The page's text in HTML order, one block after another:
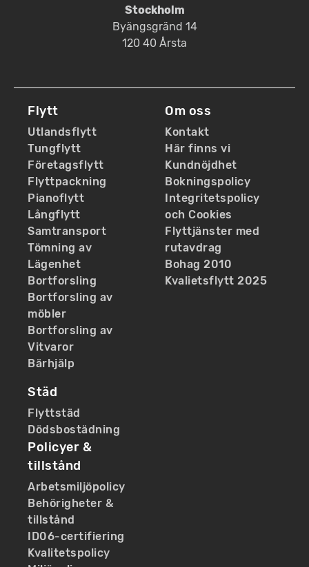
Stockholm
Byängsgränd 14
120 40 Årsta
Flytt
Utlandsflytt
Tungflytt
Företagsflytt
Flyttpackning
Pianoflytt
Långflytt
Samtransport
Tömning av
Lägenhet
Bortforsling
Bortforsling av
möbler
Bortforsling av
Vitvaror
Bärhjälp
Om oss
Kontakt
Här finns vi
Kundnöjdhet
Bokningspolicy
Integritetspolicy
och Cookies
Flyttjänster med
rutavdrag
Bohag 2010
Kvalietsflytt 2025
Städ
Flyttstäd
Dödsbostädning
Policyer &
tillstånd
Arbetsmiljöpolicy
Behörigheter &
tillstånd
ID06-certifiering
Kvalitetspolicy